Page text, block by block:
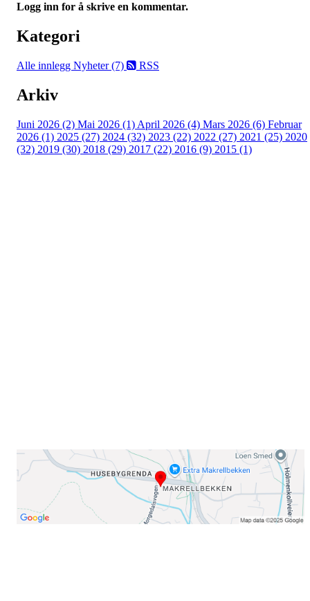
Logg inn for å skrive en kommentar.
Kategori
Alle innlegg Nyheter (7) RSS
Arkiv
Juni 2026 (2) Mai 2026 (1) April 2026 (4) Mars 2026 (6) Februar
2026 (1) 2025 (27) 2024 (32) 2023 (22) 2022 (27) 2021 (25) 2020
(32) 2019 (30) 2018 (29) 2017 (22) 2016 (9) 2015 (1)